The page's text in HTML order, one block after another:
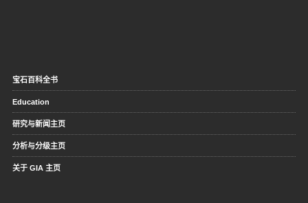
宝石百科全书
Education
研究与新闻主页
分析与分级主页
关于 GIA 主页